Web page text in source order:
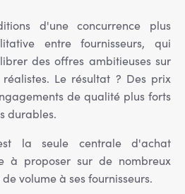
d'une concurrence plus
entre fournisseurs, qui
des offres ambitieuses sur
Le résultat ? Des prix
de qualité plus forts
durables.
la seule centrale d'achat
à proposer sur de nombreux
volume à ses fournisseurs.